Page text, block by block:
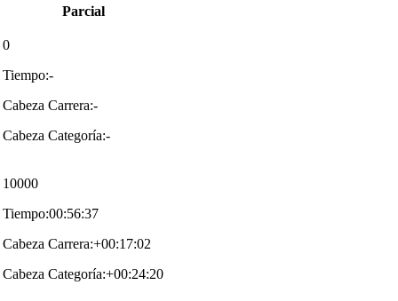
Parcial
0
Tiempo:-
Cabeza Carrera:-
Cabeza Categoría:-
10000
Tiempo:00:56:37
Cabeza Carrera:+00:17:02
Cabeza Categoría:+00:24:20